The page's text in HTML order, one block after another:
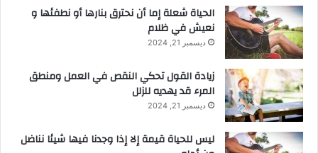
الحياة شعلة إما أن نحترق بنارها أو نطفئها و
نعيش في ظلام
ديسمبر 21, 2024
زيادة القول تحكي النقص في العمل ومنطق
المرء قد يهديه للزلل
ديسمبر 21, 2024
ليس للحياة قيمة إلا إذا وجدنا فيها شيئا نناضل